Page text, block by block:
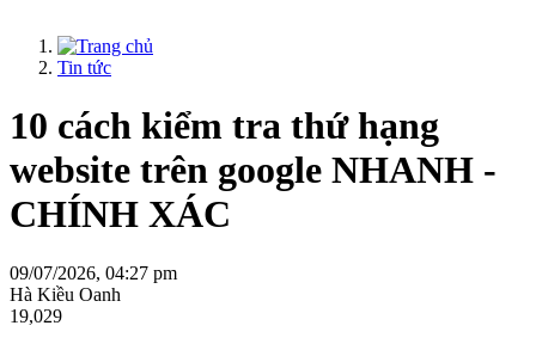
Tin tức
10 cách kiểm tra thứ hạng
website trên google NHANH -
CHÍNH XÁC
09/07/2026, 04:27 pm
Hà Kiều Oanh
19,029